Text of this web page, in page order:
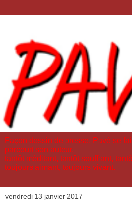
Façon dessin de presse, Pavé se
parcourt son auteur,
tantôt méditant, tantôt souffrant,
toujours aimant, toujours vivant.
vendredi 13 janvier 2017